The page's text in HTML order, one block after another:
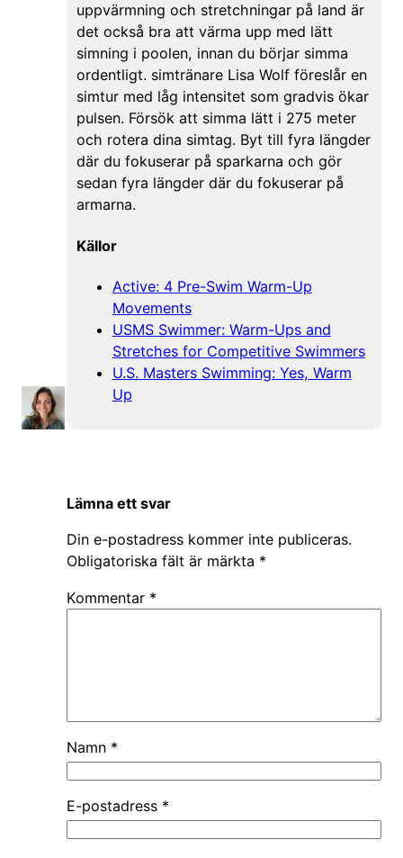
uppvärmning och stretchningar på land är
det också bra att värma upp med lätt
simning i poolen, innan du börjar simma
ordentligt. simtränare Lisa Wolf föreslår en
simtur med låg intensitet som gradvis ökar
pulsen. Försök att simma lätt i 275 meter
och rotera dina simtag. Byt till fyra längder
där du fokuserar på sparkarna och gör
sedan fyra längder där du fokuserar på
armarna.
Källor
Active: 4 Pre-Swim Warm-Up
Movements
USMS Swimmer: Warm-Ups and
Stretches for Competitive Swimmers
U.S. Masters Swimming: Yes, Warm
Up
Lämna ett svar
Din e-postadress kommer inte publiceras.
Obligatoriska fält är märkta *
Kommentar *
Namn *
E-postadress *